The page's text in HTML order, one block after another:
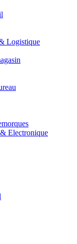
Logistique
Electronique